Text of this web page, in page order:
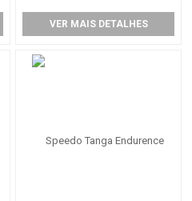
VER MAIS DETALHES